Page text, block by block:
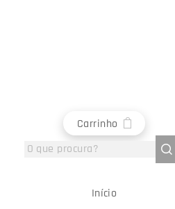
Carrinho
Início